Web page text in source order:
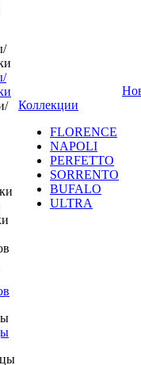
Коллекции
FLORENCE
NAPOLI
PERFETTO
SORRENTO
BUFALO
ULTRA